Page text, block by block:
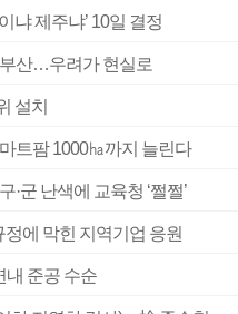
냐 제주냐’ 10일 결정
부산…우려가 현실로
설치
트팜 1000㏊까지 늘린다
군 난색에 교육청 ‘쩔쩔’
에 막힌 지역기업 응원
내 준공 수순